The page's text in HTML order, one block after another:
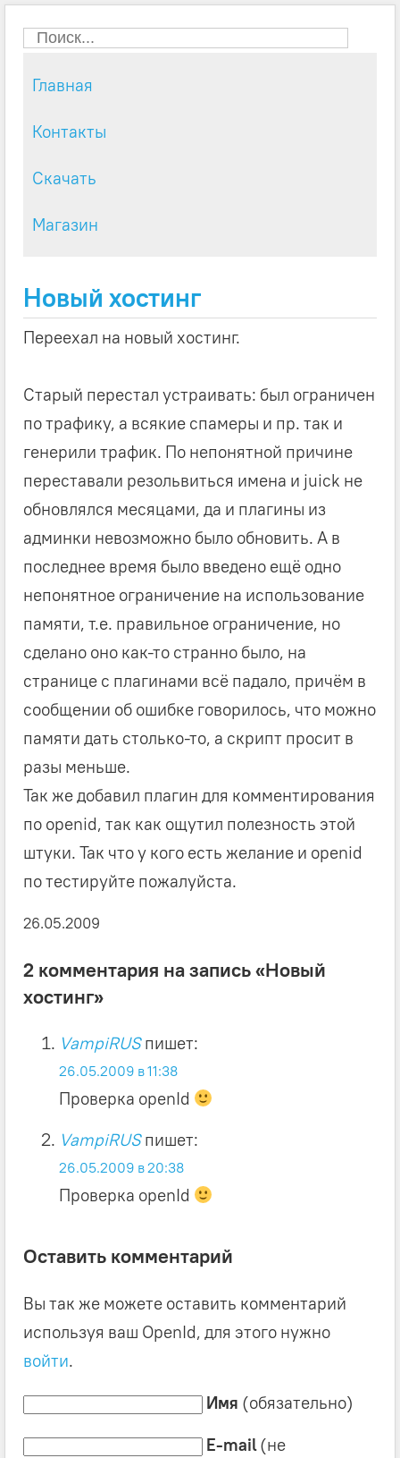
Главная
Контакты
Скачать
Магазин
Новый хостинг
Переехал на новый хостинг.
Старый перестал устраивать: был ограничен
по трафику, а всякие спамеры и пр. так и
генерили трафик. По непонятной причине
переставали резольвиться имена и juick не
обновлялся месяцами, да и плагины из
админки невозможно было обновить. А в
последнее время было введено ещё одно
непонятное ограничение на использование
памяти, т.е. правильное ограничение, но
сделано оно как-то странно было, на
странице с плагинами всё падало, причём в
сообщении об ошибке говорилось, что можно
памяти дать столько-то, а скрипт просит в
разы меньше.
Так же добавил плагин для комментирования
по openid, так как ощутил полезность этой
штуки. Так что у кого есть желание и openid
по тестируйте пожалуйста.
26.05.2009
2 комментария на запись «Новый
хостинг»
VampiRUSпишет:
26.05.2009 в 11:38
Проверка openId
VampiRUSпишет:
26.05.2009 в 20:38
Проверка openId
Оставить комментарий
Вы так же можете оставить комментарий
используя ваш OpenId, для этого нужно
войти.
Имя (обязательно)
E-mail(не